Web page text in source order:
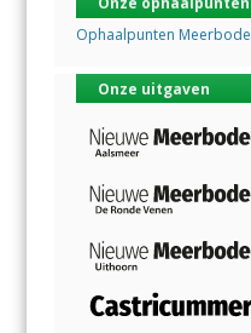
Ophaalpunten Meerbode
Onze uitgaven